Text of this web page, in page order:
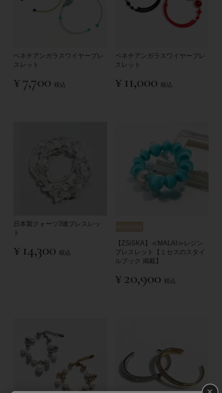
ベネチアンガラスワイヤーブレ
スレット
¥7,700 税込
ベネチアンガラスワイヤーブレ
スレット
¥ 11,000 税込
日本製クォーツ3連ブレスレッ
ト
¥ 14,300 税込
【ZSiSKA】≪MALAI≫レジン
ブレスレット【ミセスのスタイ
ルブック 掲載】
¥20,900 税込